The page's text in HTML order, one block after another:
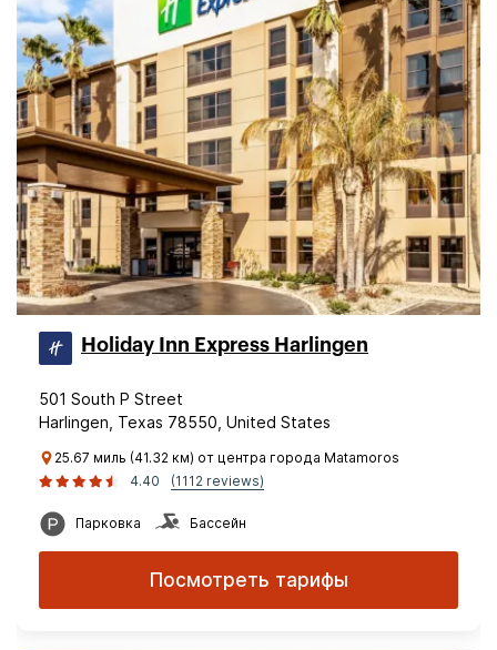
Holiday Inn Express Harlingen
501 South P Street
Harlingen, Texas 78550, United States
25.67 миль (41.32 км) от центра города Matamoros
4.40
(1112 reviews)
Парковка Бассейн
Посмотреть тарифы